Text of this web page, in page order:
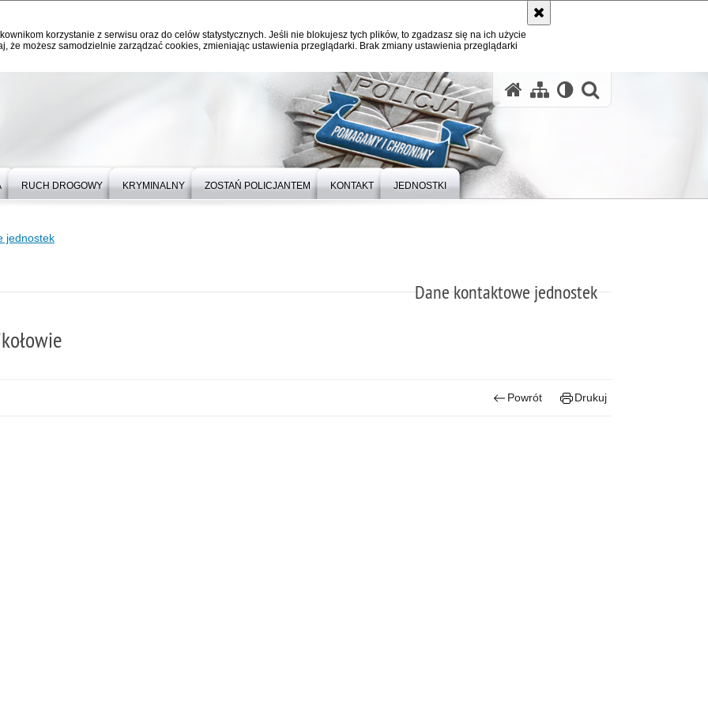
korzystanie z serwisu oraz do celów statystycznych. Jeśli nie blokujesz tych plików, to zgadzasz się na ich użycie
że możesz samodzielnie zarządzać cookies, zmieniając ustawienia przeglądarki. Brak zmiany ustawienia przeglądarki
RUCH DROGOWY KRYMINALNY ZOSTAŃ POLICJANTEM KONTAKT JEDNOSTKI
jednostek
Dane kontaktowe jednostek
Powrót Drukuj